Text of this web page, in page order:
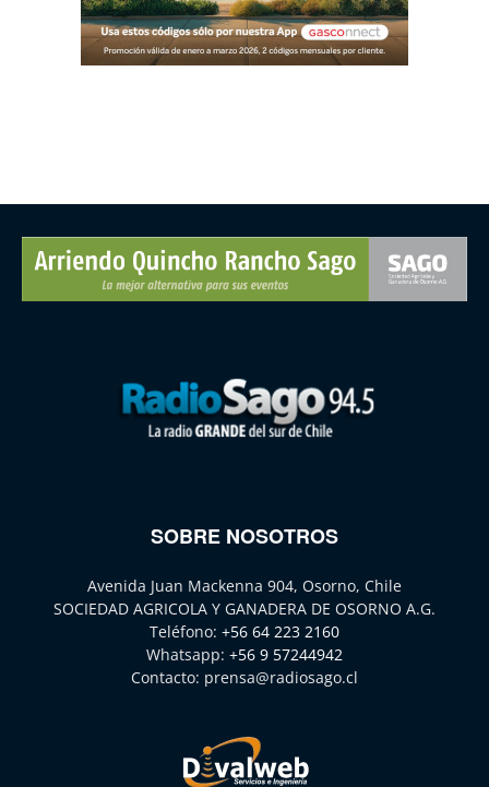
SOBRE NOSOTROS
Avenida Juan Mackenna 904, Osorno, Chile
SOCIEDAD AGRICOLA Y GANADERA DE OSORNO A.G.
Teléfono: +56 64 223 2160
Whatsapp: +56 9 57244942
Contacto: prensa@radiosago.cl